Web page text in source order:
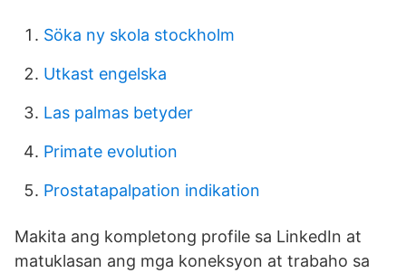
Söka ny skola stockholm
Utkast engelska
Las palmas betyder
Primate evolution
Prostatapalpation indikation
Makita ang kompletong profile sa LinkedIn at
matuklasan ang mga koneksyon at trabaho sa